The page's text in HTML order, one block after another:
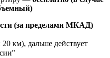
(за пределами МКАД)
20 км), дальше действует